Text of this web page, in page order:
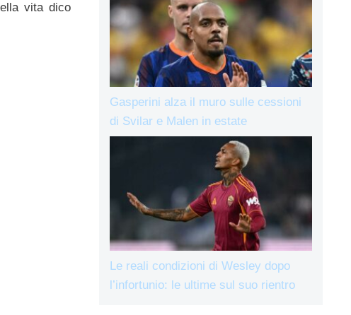
vita dico
Gasperini alza il muro sulle cessioni
di Svilar e Malen in estate
Le reali condizioni di Wesley dopo
l’infortunio: le ultime sul suo rientro